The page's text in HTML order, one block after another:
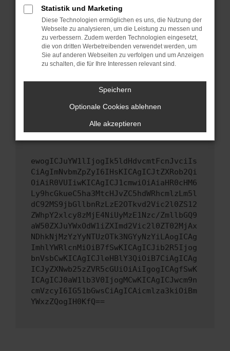
Betriebssystem auf dem neuesten Stand
sind.
Veraltete Software birgt nicht nur ein
Sicherheitsrisiko, sondern kann auch dazu
führen, dass bestimmte Funktionen nicht mehr
unterstützt werden.
Wende dich an den Webseitenbetreiber.
Wenn du alle oben genannten Schritte versucht
hast, kontaktiere uns bitte. Wir werden
versuchen, das Problem zu beheben. Du kannst
uns diesen Text schicken, um uns bei der
ewogICJuYW1lIjogIk5ldHdvcmtFcnJvciIs
CiAgImNvbmZpZyI6IHsKICAgICJtZXRob2Qi
OiAiR0VUIiwKICAgICJ1cmwiOiAiaHR0cHM6
Ly9hcGkueC5ha3MtcHJvZC5hdWRhcmlzLm5l
dC92MS9jbGllbnRzLzE2OTkvd2Vic2l0ZS12
ZWhpY2xlcy8zMjE4NiUyMzE1Nzc/ZmllbGQ9
aW50ZXJuYWxOdW1iZXImd2Vic2l0ZT02MjAx
NDhkNjMzYzYyNTUzOTk3NGYyNzYiLAogICAg
ImhlYWRlcnMiOiB7fSwKICAgICJib2R5Ijog
bnVsbCwKICAgICJleHBlY3QiOiB7CiAgICAg
ICJyZXNwb25zZVR5cGUiOiAiIgogICAgfSwK
ICAgICJ0aW1lb3V0IjogMCwKICAgICJwcm9n
cmVzcyI6IG51bGwsCiAgICAicmlza3kiOiBm
YWxzZQogIH0KfQ==
Statistik und Marketing
Diese Technologien ermöglichen es uns, die Nutzung der
Webseite zu analysieren, um die Leistung zu messen und
zu verbessern. Zudem werden Technologien eingesetzt,
die von dritten Werbetreibenden verwendet werden, um
Sie auf anderen Webseiten zu verfolgen und um Anzeigen
zu schalten, die für Ihre Interessen relevant sind.
Speichern
Optionale Cookies ablehnen
Alle akzeptieren